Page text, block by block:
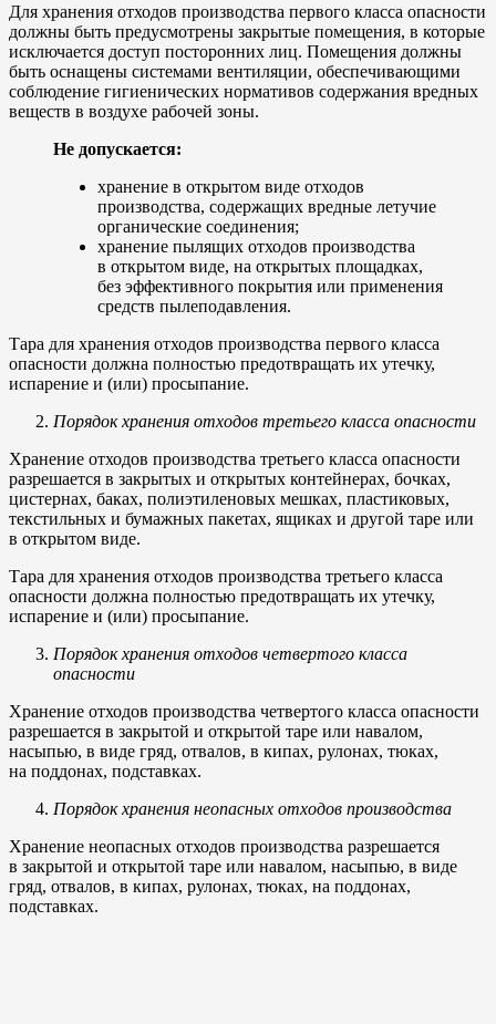
Для хранения отходов производства первого класса опасности
должны быть предусмотрены закрытые помещения, в которые
исключается доступ посторонних лиц. Помещения должны
быть оснащены системами вентиляции, обеспечивающими
соблюдение гигиенических нормативов содержания вредных
веществ в воздухе рабочей зоны.
Не допускается:
хранение в открытом виде отходов
производства, содержащих вредные летучие
органические соединения;
хранение пылящих отходов производства
в открытом виде, на открытых площадках,
без эффективного покрытия или применения
средств пылеподавления.
Тара для хранения отходов производства первого класса
опасности должна полностью предотвращать их утечку,
испарение и (или) просыпание.
Порядок хранения отходов третьего класса опасности
Хранение отходов производства третьего класса опасности
разрешается в закрытых и открытых контейнерах, бочках,
цистернах, баках, полиэтиленовых мешках, пластиковых,
текстильных и бумажных пакетах, ящиках и другой таре или
в открытом виде.
Тара для хранения отходов производства третьего класса
опасности должна полностью предотвращать их утечку,
испарение и (или) просыпание.
Порядок хранения отходов четвертого класса
опасности
Хранение отходов производства четвертого класса опасности
разрешается в закрытой и открытой таре или навалом,
насыпью, в виде гряд, отвалов, в кипах, рулонах, тюках,
на поддонах, подставках.
Порядок хранения неопасных отходов производства
Хранение неопасных отходов производства разрешается
в закрытой и открытой таре или навалом, насыпью, в виде
гряд, отвалов, в кипах, рулонах, тюках, на поддонах,
подставках.